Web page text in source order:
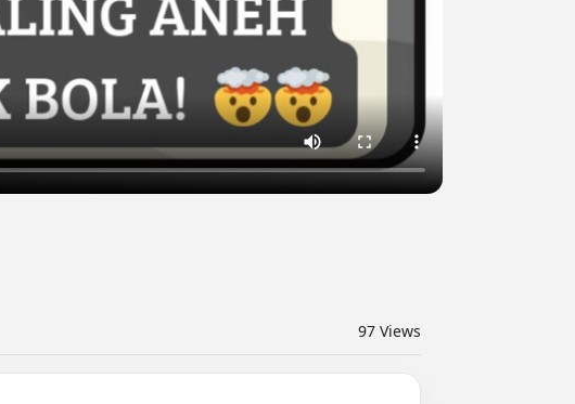
97 Views